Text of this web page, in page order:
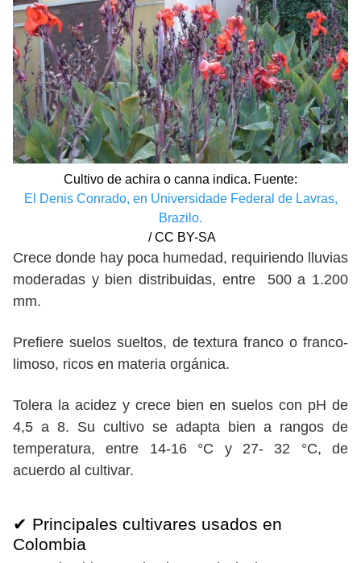
Cultivo de achira o canna indica. Fuente:
El Denis Conrado, en Universidade Federal de Lavras,
Brazilo.
/ CC BY-SA
Crece donde hay poca humedad, requiriendo lluvias
moderadas y bien distribuidas, entre 500 a 1.200
mm.
Prefiere suelos sueltos, de textura franco o franco-
limoso, ricos en materia orgánica.
Tolera la acidez y crece bien en suelos con pH de
4,5 a 8. Su cultivo se adapta bien a rangos de
temperatura, entre 14-16 °C y 27- 32 °C, de
acuerdo al cultivar.
✔ Principales cultivares usados en
Colombia